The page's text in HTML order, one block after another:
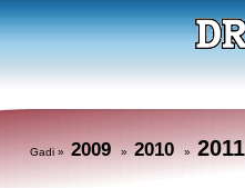
Gadi » 2009» 2010» 2011